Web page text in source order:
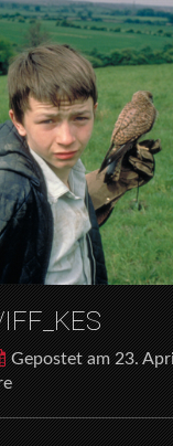
Gepostet am 23.